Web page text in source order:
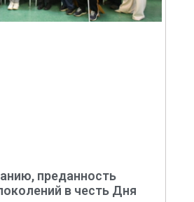
преданность
в честь Дня